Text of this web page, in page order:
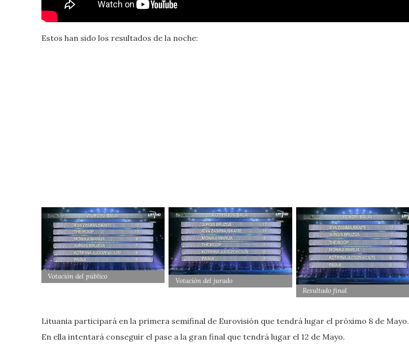
Estos han sido los resultados de la noche:
Votación del público
Votación del jurado
Resultado final
Lituania participará en la primera semifinal de Eurovisión que tendrá lugar el próximo 8 de Mayo.
En ella intentará conseguir el pase a la gran final que tendrá lugar el 12 de Mayo.